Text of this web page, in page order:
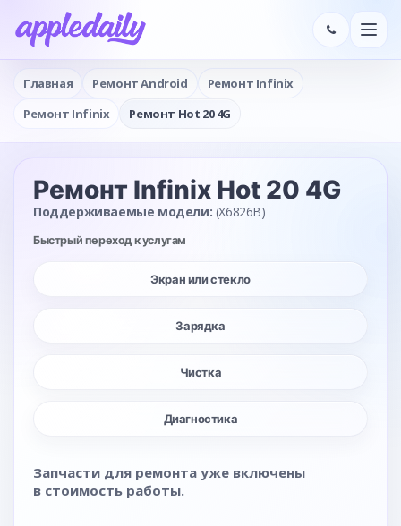
Главная Ремонт Android
Ремонт Infinix
Ремонт Infinix
Ремонт Hot 20 4G
Ремонт Infinix Hot 20 4G
Поддерживаемые модели: (X6826B)
Быстрый переход к услугам
Экран или стекло
Зарядка
Чистка
Диагностика
Запчасти для ремонта уже включены
в стоимость работы.